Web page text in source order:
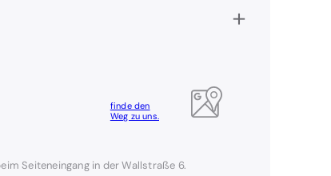
+
finde den
Weg zu uns.
Seiteneingang in der Wallstraße 6.